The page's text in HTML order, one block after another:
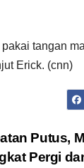
tangan
Erick. (cnn)
Putus,
Pergi